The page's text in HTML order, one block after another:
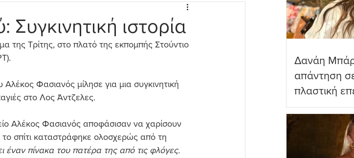
ιστορία
της Τρίτης, στο πλατό της εκπομπής Στούντιο
Φασιανός μίλησε για μια συγκινητική
στο Λος Άντζελες.
Αλέκος Φασιανός αποφάσισαν να χαρίσουν
σπίτι καταστράφηκε ολοσχερώς από τη
πίνακα του πατέρα της από τις φλόγες.
Δανάη
απάντηση
πλαστική
ωραιότερο